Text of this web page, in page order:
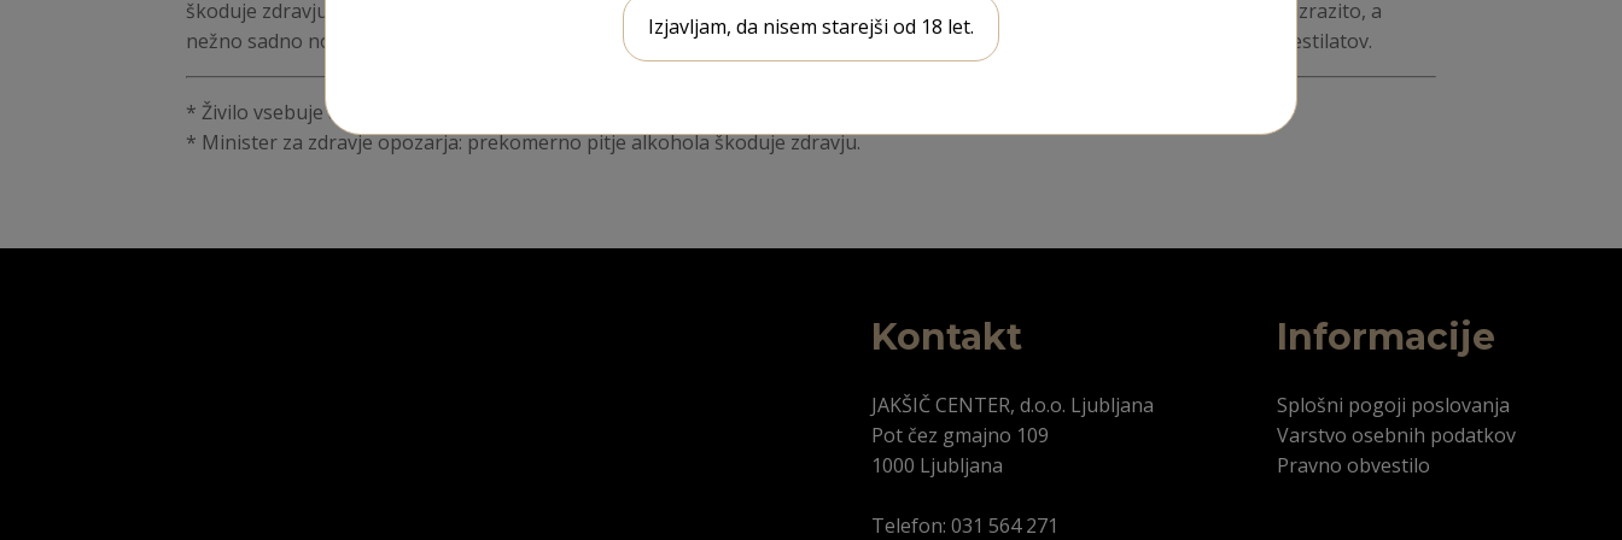
Izjavljam, da nisem starejši od 18 let.
škoduje zdravju. J3GIN Amber je odlična izbira za ljubitelje gina, ki iščejo nekaj drugačnega in želijo svoje pijače obogatiti z izrazito, a
nežno sadno noto. Ta gin je kot nalašč za druženja, posebne priložnosti ali kot darilo za ljubitelje unikatnih, kakovostnih destilatov.
* Živilo vsebuje alkohol, zato ni primerno za osebe, ki so mlajše od 18. let.​
* M​inister za zdravje opozarja: prekomerno pitje alkohola škoduje zdravju.
Kontakt
JAKŠIČ CENTER, d.o.o. Ljubljana
Pot čez gmajno 109
1000 Ljubljana
Telefon: 031 564 271
Informacije
Splošni pogoji poslovanja
Varstvo osebnih podatkov
Pravno obvestilo